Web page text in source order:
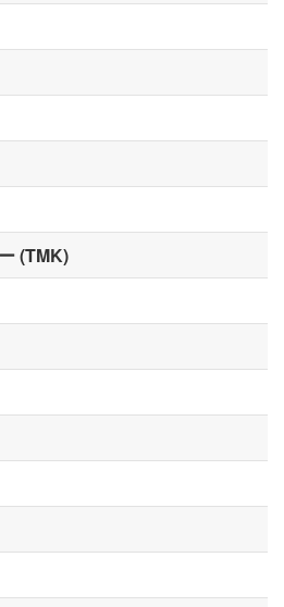
(TMK)